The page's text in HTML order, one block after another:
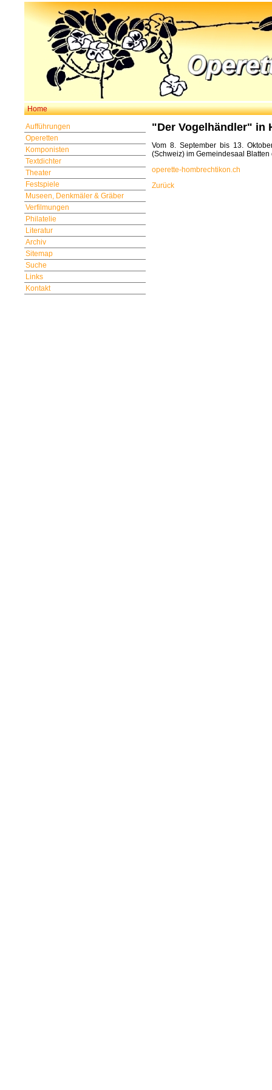
Home
Aufführungen
Operetten
Komponisten
Textdichter
Theater
Festspiele
Museen, Denkmäler & Gräber
Verfilmungen
Philatelie
Literatur
Archiv
Sitemap
Suche
Links
Kontakt
"Der Vogelhändler" in
Vom 8. September bis 13.
(Schweiz) im Gemeindesaal
operette-hombrechtikon.ch
Zurück